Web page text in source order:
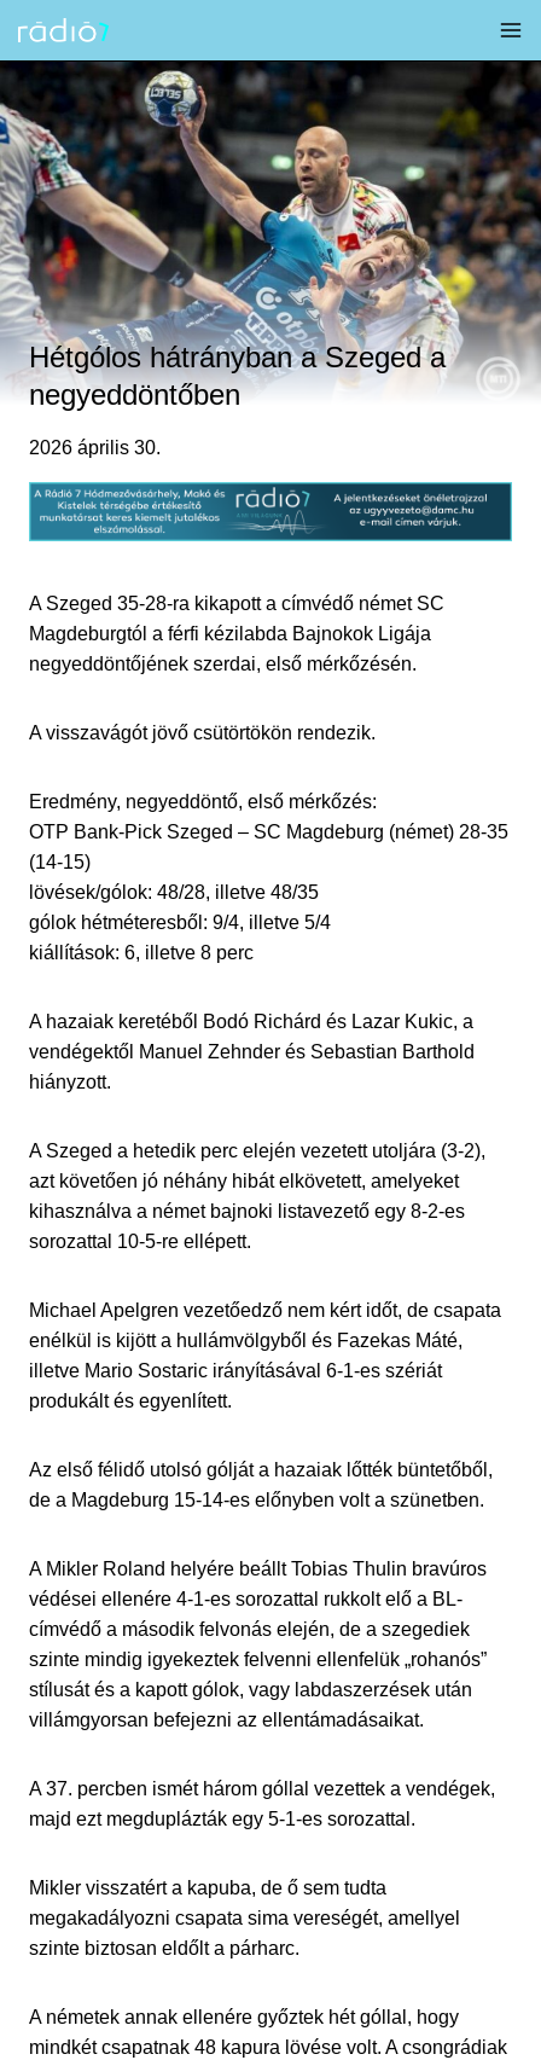
content
Hétgólos hátrányban a Szeged a
negyeddöntőben
2026 április 30.
A Szeged 35-28-ra kikapott a címvédő német SC
Magdeburgtól a férfi kézilabda Bajnokok Ligája
negyeddöntőjének szerdai, első mérkőzésén.
A visszavágót jövő csütörtökön rendezik.
Eredmény, negyeddöntő, első mérkőzés:
OTP Bank-Pick Szeged – SC Magdeburg (német) 28-35
(14-15)
lövések/gólok: 48/28, illetve 48/35
gólok hétméteresből: 9/4, illetve 5/4
kiállítások: 6, illetve 8 perc
A hazaiak keretéből Bodó Richárd és Lazar Kukic, a
vendégektől Manuel Zehnder és Sebastian Barthold
hiányzott.
A Szeged a hetedik perc elején vezetett utoljára (3-2),
azt követően jó néhány hibát elkövetett, amelyeket
kihasználva a német bajnoki listavezető egy 8-2-es
sorozattal 10-5-re ellépett.
Michael Apelgren vezetőedző nem kért időt, de csapata
enélkül is kijött a hullámvölgyből és Fazekas Máté,
illetve Mario Sostaric irányításával 6-1-es szériát
produkált és egyenlített.
Az első félidő utolsó gólját a hazaiak lőtték büntetőből,
de a Magdeburg 15-14-es előnyben volt a szünetben.
A Mikler Roland helyére beállt Tobias Thulin bravúros
védései ellenére 4-1-es sorozattal rukkolt elő a BL-
címvédő a második felvonás elején, de a szegediek
szinte mindig igyekeztek felvenni ellenfelük „rohanós”
stílusát és a kapott gólok, vagy labdaszerzések után
villámgyorsan befejezni az ellentámadásaikat.
A 37. percben ismét három góllal vezettek a vendégek,
majd ezt megduplázták egy 5-1-es sorozattal.
Mikler visszatért a kapuba, de ő sem tudta
megakadályozni csapata sima vereségét, amellyel
szinte biztosan eldőlt a párharc.
A németek annak ellenére győztek hét góllal, hogy
mindkét csapatnak 48 kapura lövése volt. A csongrádiak